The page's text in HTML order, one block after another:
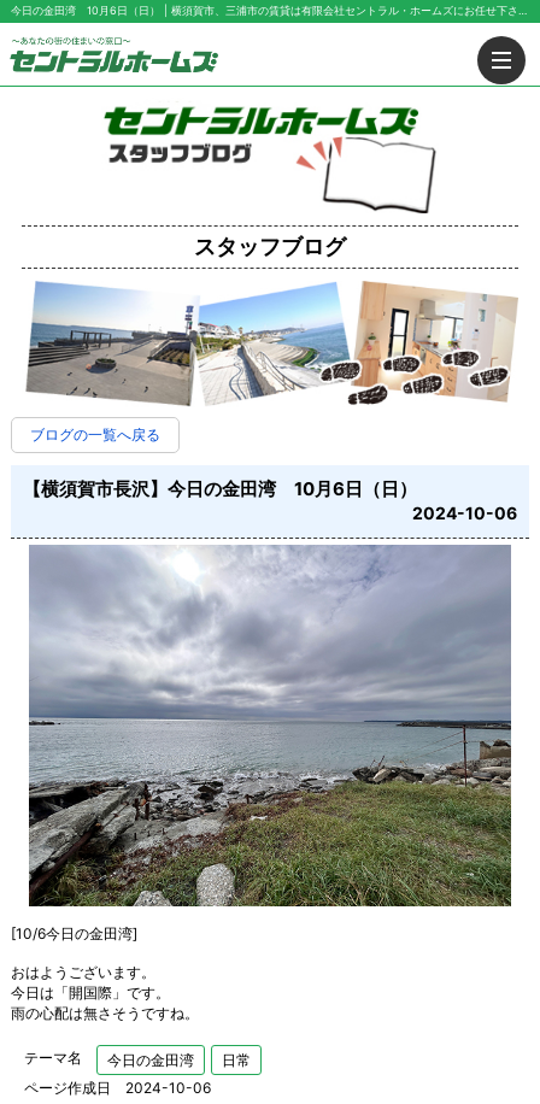
スタッフブログ
ブログの一覧へ戻る
【横須賀市長沢】今日の金田湾 10月6日（日）
2024-10-06
[10/6今日の金田湾]
おはようございます。
今日は「開国際」です。
雨の心配は無さそうですね。
テーマ名 今日の金田湾
日常
ページ作成日 2024-10-06